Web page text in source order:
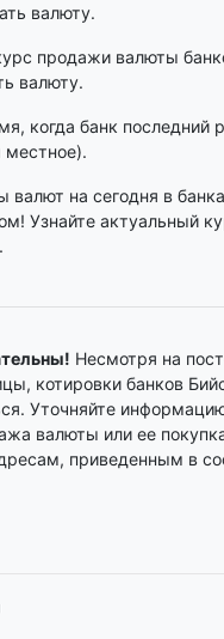
валюту.
продажи валюты
валюту.
когда банк последний
местное).
на сегодня в
Узнайте актуальный
Несмотря на
котировки банков
Уточняйте
валюты или ее
приведенным в